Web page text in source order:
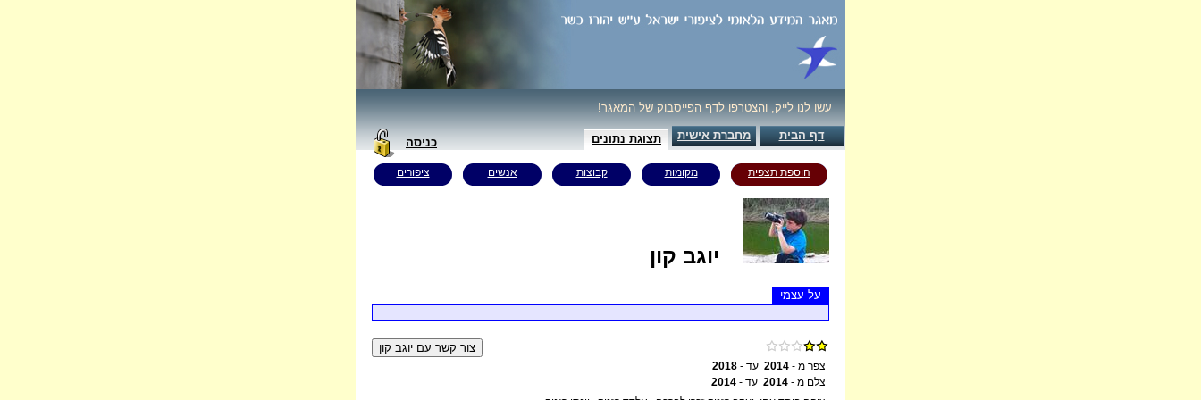
עשו לנו לייק, והצטרפו לדף הפייסבוק של המאגר!
דף הבית מחברת אישית תצוגת נתונים כניסה
הוספת תצפית מקומות קבוצות אנשים ציפורים
יוגב קון
על עצמי
צפר מ - 2014 עד - 2018
צלם מ - 2014 עד - 2014